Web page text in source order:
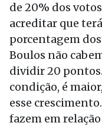
de 20% dos
acreditar que
porcentagem
Boulos não
dividir 20
condição, é
esse
fazem em